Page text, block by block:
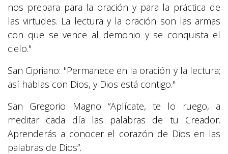
nos prepara para la oración y para la práctica de
las virtudes. La lectura y la oración son las armas
con que se vence al demonio y se conquista el
cielo."
San Cipriano: "Permanece en la oración y la lectura;
así hablas con Dios, y Dios está contigo."
San Gregorio Magno “Aplícate, te lo ruego, a
meditar cada día las palabras de tu Creador.
Aprenderás a conocer el corazón de Dios en las
palabras de Dios”.